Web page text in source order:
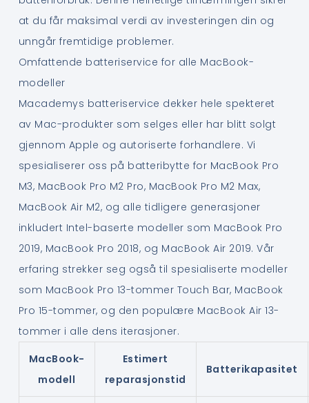
at du får maksimal verdi av investeringen din og
unngår fremtidige problemer.
Omfattende batteriservice for alle MacBook-
modeller
Macademys batteriservice dekker hele spekteret
av Mac-produkter som selges eller har blitt solgt
gjennom Apple og autoriserte forhandlere. Vi
spesialiserer oss på batteribytte for MacBook Pro
M3, MacBook Pro M2 Pro, MacBook Pro M2 Max,
MacBook Air M2, og alle tidligere generasjoner
inkludert Intel-baserte modeller som MacBook Pro
2019, MacBook Pro 2018, og MacBook Air 2019. Vår
erfaring strekker seg også til spesialiserte modeller
som MacBook Pro 13-tommer Touch Bar, MacBook
Pro 15-tommer, og den populære MacBook Air 13-
tommer i alle dens iterasjoner.
MacBook-
modell
Estimert
reparasjonstid
Batterikapasitet